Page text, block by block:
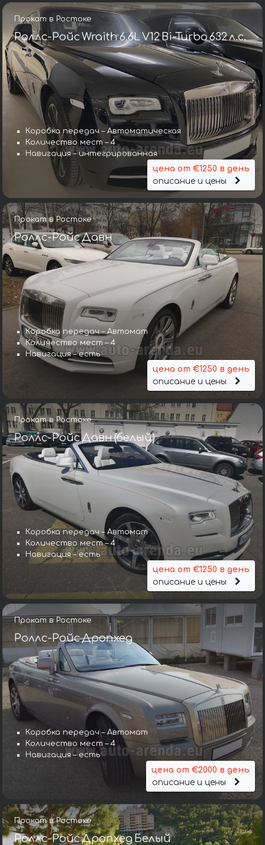
Прокат в Ростоке
Роллс-Ройс Wraith 6.6L V12 Bi-Turbo 632 л.с.
Коробка передач – Автоматическая
Количество мест – 4
Навигация – интегрированная
цена от €1250 в день
описание и цены
Прокат в Ростоке
Роллс-Ройс Давн
Коробка передач – Автомат
Количество мест – 4
Навигация – есть
цена от €1250 в день
описание и цены
Прокат в Ростоке
Роллс-Ройс Давн (белый)
Коробка передач – Автомат
Количество мест – 4
Навигация – есть
цена от €1250 в день
описание и цены
Прокат в Ростоке
Роллс-Ройс Дропхед
Коробка передач – Автомат
Количество мест – 4
Навигация – есть
цена от €2000 в день
описание и цены
Прокат в Ростоке
Роллс-Ройс Дропхед Белый